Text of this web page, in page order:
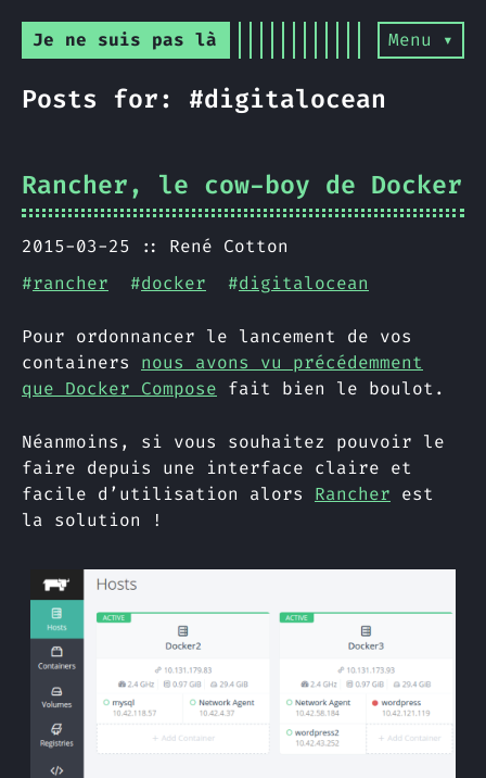
Je ne suis pas là Menu ▾
Posts for: #digitalocean
Rancher, le cow-boy de Docker
2015-03-25
René Cotton
#rancher #docker #digitalocean
Pour ordonnancer le lancement de vos
containers nous avons vu précédemment
que Docker Compose fait bien le boulot.
Néanmoins, si vous souhaitez pouvoir le
faire depuis une interface claire et
facile d’utilisation alors Rancher est
la solution !